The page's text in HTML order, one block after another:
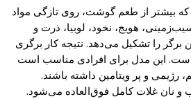
که بیشتر از طعمگوشت، روی تازگی مواد
هویج، نخود، لوبیا، ذرت و
برگر را تشکیل می‌دهد. نتیجهکار برگری
این مدل برای افرادی مناسب است
رژیمی و پر ویتامین داشته باشند.
و نان غلاتکامل فوق‌العاده می‌شود.